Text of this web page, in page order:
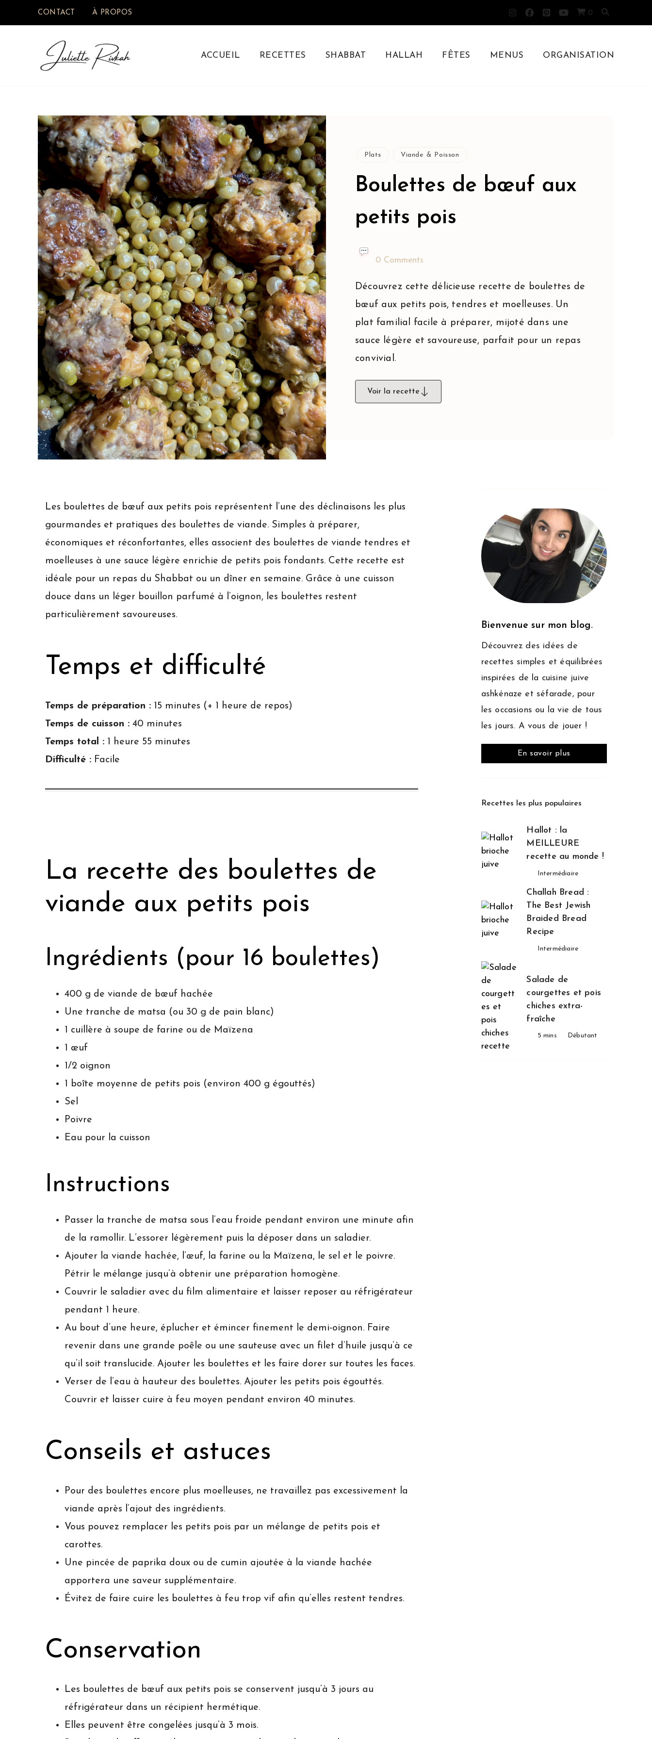
CONTACT À PROPOS 0
ACCUEIL RECETTES SHABBAT HALLAH FÊTES MENUS ORGANISATION
Plats Viande & Poisson
Boulettes de bœuf aux
petits pois
0 Comments
Découvrez cette délicieuse recette de boulettes de
bœuf aux petits pois, tendres et moelleuses. Un
plat familial facile à préparer, mijoté dans une
sauce légère et savoureuse, parfait pour un repas
convivial.
Voir la recette
Les boulettes de bœuf aux petits pois représentent l’une des déclinaisons les plus
gourmandes et pratiques des boulettes de viande. Simples à préparer,
économiques et réconfortantes, elles associent des boulettes de viande tendres et
moelleuses à une sauce légère enrichie de petits pois fondants. Cette recette est
idéale pour un repas du Shabbat ou un dîner en semaine. Grâce à une cuisson
douce dans un léger bouillon parfumé à l’oignon, les boulettes restent
particulièrement savoureuses.
Temps et difficulté
Temps de préparation : 15 minutes (+ 1 heure de repos)
Temps de cuisson : 40 minutes
Temps total : 1 heure 55 minutes
Difficulté : Facile
La recette des boulettes de
viande aux petits pois
Ingrédients (pour 16 boulettes)
400 g de viande de bœuf hachée
Une tranche de matsa (ou 30 g de pain blanc)
1 cuillère à soupe de farine ou de Maïzena
1 œuf
1/2 oignon
1 boîte moyenne de petits pois (environ 400 g égouttés)
Sel
Poivre
Eau pour la cuisson
Instructions
Passer la tranche de matsa sous l’eau froide pendant environ une minute afin
de la ramollir. L’essorer légèrement puis la déposer dans un saladier.
Ajouter la viande hachée, l’œuf, la farine ou la Maïzena, le sel et le poivre.
Pétrir le mélange jusqu’à obtenir une préparation homogène.
Couvrir le saladier avec du film alimentaire et laisser reposer au réfrigérateur
pendant 1 heure.
Au bout d’une heure, éplucher et émincer finement le demi-oignon. Faire
revenir dans une grande poêle ou une sauteuse avec un filet d’huile jusqu’à ce
qu’il soit translucide. Ajouter les boulettes et les faire dorer sur toutes les faces.
Verser de l’eau à hauteur des boulettes. Ajouter les petits pois égouttés.
Couvrir et laisser cuire à feu moyen pendant environ 40 minutes.
Conseils et astuces
Pour des boulettes encore plus moelleuses, ne travaillez pas excessivement la
viande après l’ajout des ingrédients.
Vous pouvez remplacer les petits pois par un mélange de petits pois et
carottes.
Une pincée de paprika doux ou de cumin ajoutée à la viande hachée
apportera une saveur supplémentaire.
Évitez de faire cuire les boulettes à feu trop vif afin qu’elles restent tendres.
Conservation
Les boulettes de bœuf aux petits pois se conservent jusqu’à 3 jours au
réfrigérateur dans un récipient hermétique.
Elles peuvent être congelées jusqu’à 3 mois.
Bienvenue sur mon blog.
Découvrez des idées de
recettes simples et équilibrées
inspirées de la cuisine juive
ashkénaze et séfarade, pour
les occasions ou la vie de tous
les jours. A vous de jouer !
En savoir plus
Recettes les plus populaires
Hallot : la
MEILLEURE
recette au monde !
Intermédiaire
Challah Bread :
The Best Jewish
Braided Bread
Recipe
Intermédiaire
Salade de
courgettes et pois
chiches extra-
fraîche
5 mins Débutant